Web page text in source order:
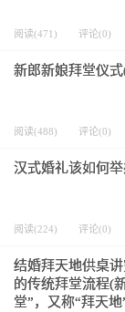
阅读(471) 评论(0)
新郎新娘拜堂仪
阅读(488) 评论(0)
汉式婚礼该如何
阅读(224) 评论(0)
结婚拜天地供桌
的传统拜堂流程(
堂”，又称“拜天